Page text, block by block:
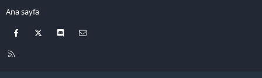
Ana sayfa
Facebook Discord
R